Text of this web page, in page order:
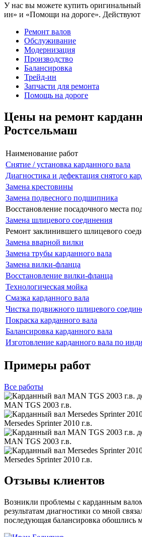
У нас вы можете купить оригинальный
ин» и «Помощи на дороге». Действуют
Ремонт валов
Обслуживание
Модернизация
Производство
Балансировка
Трейд-ин
Запчасти для ремонта
Помощь на дороге
Цены на ремонт
Ростсельмаш
Наименование работ
Снятие / установка карданного вала
Диагностика и дефектация снятого
Замена крестовины
Замена подвесного подшипника
Восстановление посадочного места
Замена шлицевого соединения
Ремонт заклинившего шлицевого
Замена вварной вилки
Замена трубы карданного вала
Замена вилки-фланца
Восстановление вилки-фланца
Технологическая мойка
Смазка карданного вала
Чистка подвижного шлицевого
Покраска карданного вала
Балансировка карданного вала
Изготовление карданного вала по
Примеры работ
Все работы
MAN TGS 2003 г.в.
Mersedes Sprinter 2010 г.в.
MAN TGS 2003 г.в.
Mersedes Sprinter 2010 г.в.
Отзывы клиентов
Возникли проблемы с карданным
результатам диагностики со мной
последующая балансировка обошлись